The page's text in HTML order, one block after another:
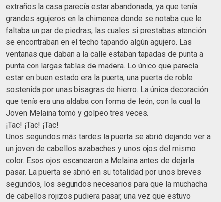
extraños la casa parecía estar abandonada, ya que tenía
grandes agujeros en la chimenea donde se notaba que le
faltaba un par de piedras, las cuales si prestabas atención
se encontraban en el techo tapando algún agujero. Las
ventanas que daban a la calle estaban tapadas de punta a
punta con largas tablas de madera. Lo único que parecía
estar en buen estado era la puerta, una puerta de roble
sostenida por unas bisagras de hierro. La única decoración
que tenía era una aldaba con forma de león, con la cual la
Joven Melaina tomó y golpeo tres veces.
¡Tac! ¡Tac! ¡Tac!
Unos segundos más tardes la puerta se abrió dejando ver a
un joven de cabellos azabaches y unos ojos del mismo
color. Esos ojos escanearon a Melaina antes de dejarla
pasar. La puerta se abrió en su totalidad por unos breves
segundos, los segundos necesarios para que la muchacha
de cabellos rojizos pudiera pasar, una vez que estuvo